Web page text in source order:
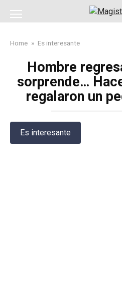
Home » Es interesante
Hombre
sorprende…
regalaron un
Es interesante